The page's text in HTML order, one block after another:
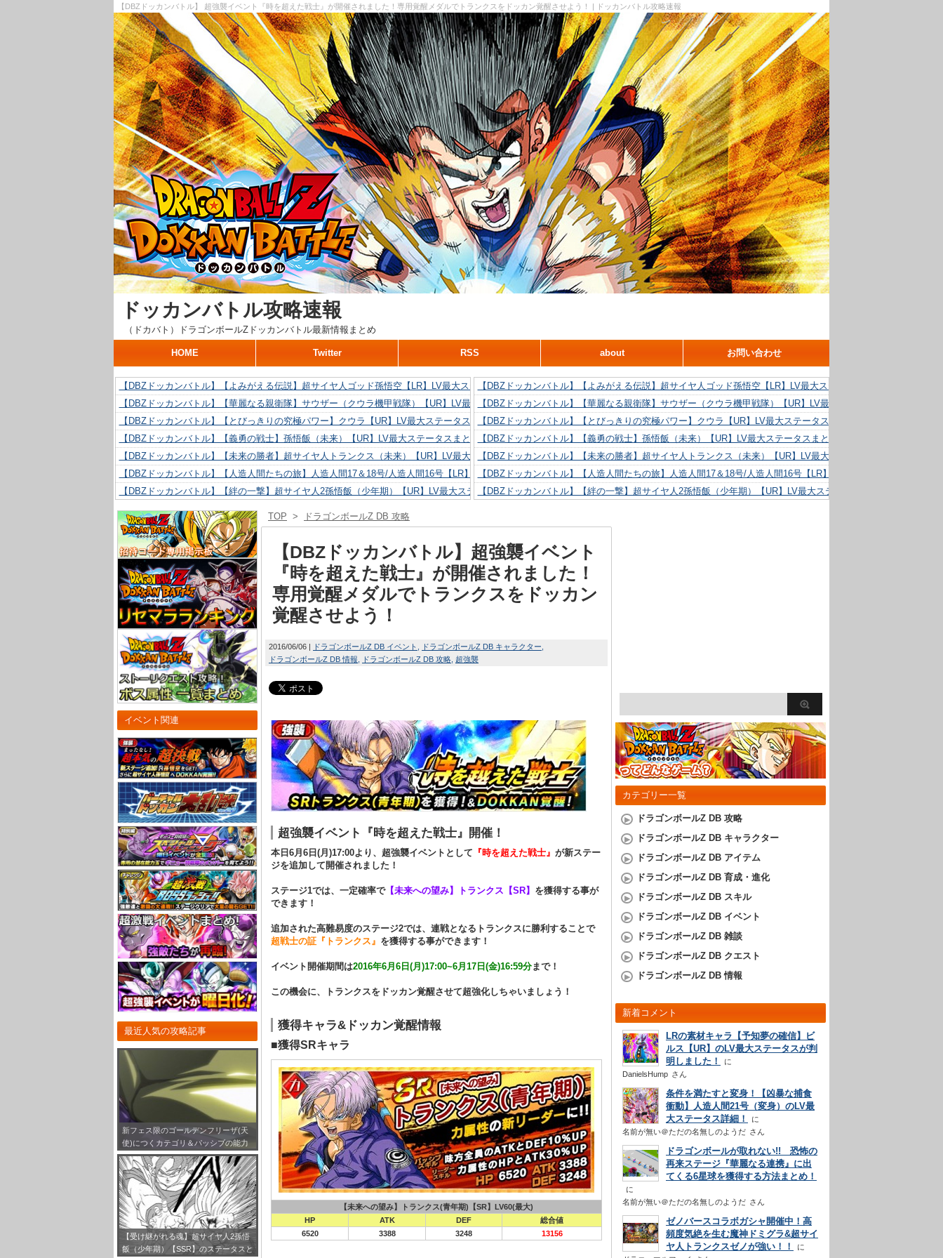
【DBZドッカンバトル】 超強襲イベント『時を超えた戦士』が開催されました！専用覚醒メダルでトランクスをドッカン覚醒させよう！ | ドッカンバトル攻略速報
ドッカンバトル攻略速報
（ドカバト）ドラゴンボールZドッカンバトル最新情報まとめ
HOME Twitter RSS about お問い合わせ
【DBZドッカンバトル】【よみがえる伝説】超サイヤ人ゴッド孫悟空【LR】LV最大ステータスまとめ！
【DBZドッカンバトル】【華麗なる親衛隊】サウザー（クウラ機甲戦隊）【UR】LV最大ステータスまとめ！
【DBZドッカンバトル】【とびっきりの究極パワー】クウラ【UR】LV最大ステータスまとめ！
【DBZドッカンバトル】【義勇の戦士】孫悟飯（未来）【UR】LV最大ステータスまとめ！
【DBZドッカンバトル】【未来の勝者】超サイヤ人トランクス（未来）【UR】LV最大ステータスまとめ！
【DBZドッカンバトル】【人造人間たちの旅】人造人間17＆18号/人造人間16号【LR】LV最大ステータスまとめ！
【DBZドッカンバトル】【絆の一撃】超サイヤ人2孫悟飯（少年期）【UR】LV最大ステータスまとめ！
【DBZドッカンバトル】【抗い続ける精神力】人造人間18号【UR】LV最大ステータスまとめ！
【DBZドッカンバトル】【技巧とひらめき】クリリン【UR】LV最大ステータスまとめ！
【DBZドッカンバトル】【新たに得た好機】人造人間16号【UR】LV最大ステータスまとめ！
【DBZドッカンバトル】【よみがえる伝説】超サイヤ人ゴッド孫悟空【LR】LV最大ステータスまとめ！
【DBZドッカンバトル】【華麗なる親衛隊】サウザー（クウラ機甲戦隊）【UR】LV最大ステータスまとめ！
【DBZドッカンバトル】【とびっきりの究極パワー】クウラ【UR】LV最大ステータスまとめ！
【DBZドッカンバトル】【義勇の戦士】孫悟飯（未来）【UR】LV最大ステータスまとめ！
【DBZドッカンバトル】【未来の勝者】超サイヤ人トランクス（未来）【UR】LV最大ステータスまとめ！
【DBZドッカンバトル】【人造人間たちの旅】人造人間17＆18号/人造人間16号【LR】LV最大ステータスまとめ！
【DBZドッカンバトル】【絆の一撃】超サイヤ人2孫悟飯（少年期）【UR】LV最大ステータスまとめ！
【DBZドッカンバトル】【技巧とひらめき】クリリン【UR】LV最大ステータスまとめ！
【DBZドッカンバトル】【新たに得た好機】人造人間16号【UR】LV最大ステータスまとめ！
イベント関連
最近人気の攻略記事
新フェス限のゴールデンフリーザ(天
使)につくカテゴリ＆パッシブの能力
とは！？
【受け継がれる魂】超サイヤ人2孫悟
飯（少年期）【SSR】のステータスと
TOP > ドラゴンボールZ DB 攻略
【DBZドッカンバトル】超強襲イベント
『時を超えた戦士』が開催されました！
専用覚醒メダルでトランクスをドッカン
覚醒させよう！
2016/06/06 ドラゴンボールZ DB イベント
ドラゴンボールZ DB キャラクター
ドラゴンボールZ DB 情報
ドラゴンボールZ DB 攻略 超強襲
超強襲イベント『時を超えた戦士』開催！
本日6月6日(月)17:00より、超強襲イベントとして 『時を超えた戦士』 が新ステー
ジを追加して開催されました！
ステージ1では、一定確率で【未来への望み】トランクス【SR】 を獲得する事が
できます！
追加された高難易度のステージ2では、連戦となるトランクスに勝利することで
超戦士の証『トランクス』 を獲得する事ができます！
イベント開催期間は2016年6月6日(月)17:00~6月17日(金)16:59分まで！
この機会に、トランクスをドッカン覚醒させて超強化しちゃいましょう！
獲得キャラ&ドッカン覚醒情報
■獲得SRキャラ
【未来への望み】トランクス(青年期)【SR】LV60(最大)
HP
ATK DEF
総合値
6520
3388 3248 13156
カテゴリー一覧
ドラゴンボールZ DB 攻略
ドラゴンボールZ DB キャラクター
ドラゴンボールZ DB アイテム
ドラゴンボールZ DB 育成・進化
ドラゴンボールZ DB スキル
ドラゴンボールZ DB イベント
ドラゴンボールZ DB 雑談
ドラゴンボールZ DB クエスト
ドラゴンボールZ DB 情報
新着コメント
LRの素材キャラ【予知夢の確信】ビ
ルス【UR】のLV最大ステータスが判
明しました！
DanielsHump さん
条件を満たすと変身！【凶暴な捕食
衝動】人造人間21号（変身）のLV最
大ステータス詳細！
名前が無い＠ただの名無しのようだ さん
ドラゴンボールが取れない!! 恐怖の
再来ステージ『華麗なる連携』に出
てくる6星球を獲得する方法まとめ！
名前が無い＠ただの名無しのようだ さん
ゼノバースコラボガシャ開催中！高
頻度気絶を生む魔神ドミグラ&超サイ
ヤ人トランクスゼノが強い！！